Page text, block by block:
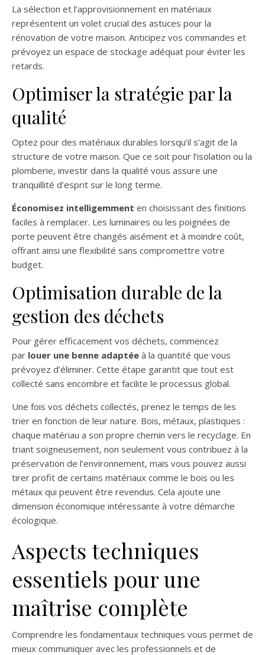
La sélection et l’approvisionnement en matériaux
représentent un volet crucial des astuces pour la
rénovation de votre maison. Anticipez vos commandes et
prévoyez un espace de stockage adéquat pour éviter les
retards.
Optimiser la stratégie par la
qualité
Optez pour des matériaux durables lorsqu’il s’agit de la
structure de votre maison. Que ce soit pour l’isolation ou la
plomberie, investir dans la qualité vous assure une
tranquillité d’esprit sur le long terme.
Économisez intelligemment en choisissant des finitions
faciles à remplacer. Les luminaires ou les poignées de
porte peuvent être changés aisément et à moindre coût,
offrant ainsi une flexibilité sans compromettre votre
budget.
Optimisation durable de la
gestion des déchets
Pour gérer efficacement vos déchets, commencez
par louer une benne adaptée à la quantité que vous
prévoyez d’éliminer. Cette étape garantit que tout est
collecté sans encombre et facilite le processus global.
Une fois vos déchets collectés, prenez le temps de les
trier en fonction de leur nature. Bois, métaux, plastiques :
chaque matériau a son propre chemin vers le recyclage. En
triant soigneusement, non seulement vous contribuez à la
préservation de l’environnement, mais vous pouvez aussi
tirer profit de certains matériaux comme le bois ou les
métaux qui peuvent être revendus. Cela ajoute une
dimension économique intéressante à votre démarche
écologique.
Aspects techniques
essentiels pour une
maîtrise complète
Comprendre les fondamentaux techniques vous permet de
mieux communiquer avec les professionnels et de